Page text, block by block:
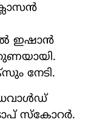
ഇഷാന്‍
നേടി.
സ്‌കോറര്‍.